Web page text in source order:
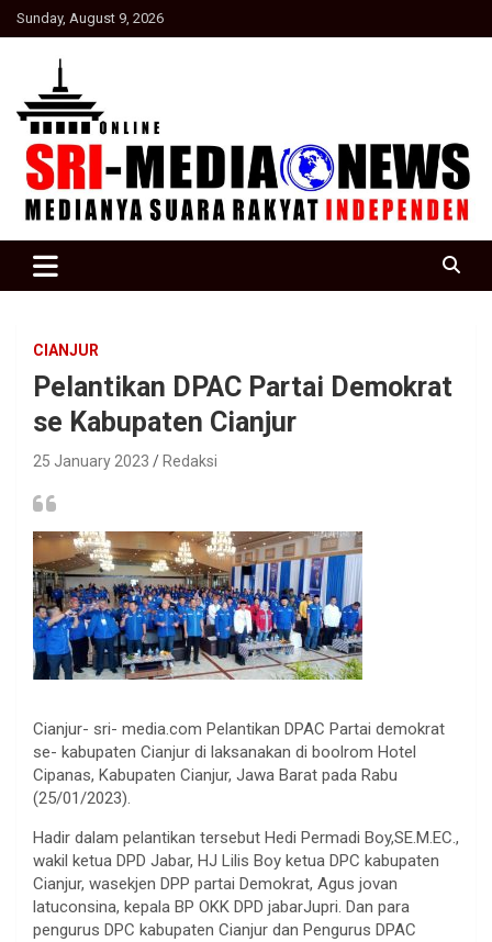
Skip
to
Sunday, August 9, 2026
SRI Media news
CIANJUR
Pelantikan DPAC Partai Demokrat
se Kabupaten Cianjur
25 January 2023 Redaksi
Cianjur- sri- media.com Pelantikan DPAC Partai demokrat
se- kabupaten Cianjur di laksanakan di boolrom Hotel
Cipanas, Kabupaten Cianjur, Jawa Barat pada Rabu
(25/01/2023).
Hadir dalam pelantikan tersebut Hedi Permadi Boy,SE.M.EC.,
wakil ketua DPD Jabar, HJ Lilis Boy ketua DPC kabupaten
Cianjur, wasekjen DPP partai Demokrat, Agus jovan
latuconsina, kepala BP OKK DPD jabarJupri. Dan para
pengurus DPC kabupaten Cianjur dan Pengurus DPAC